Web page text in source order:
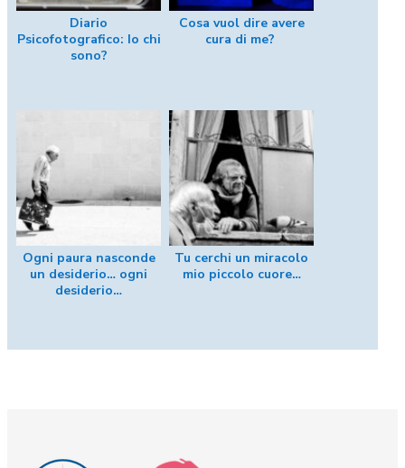
Diario
Psicofotografico: Io chi
sono?
Cosa vuol dire avere
cura di me?
Ogni paura nasconde
un desiderio… ogni
desiderio…
Tu cerchi un miracolo
mio piccolo cuore…